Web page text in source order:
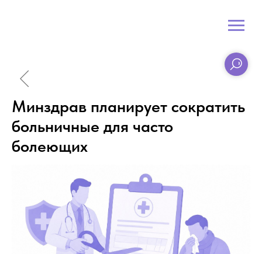
Минздрав планирует сократить
больничные для часто
болеющих